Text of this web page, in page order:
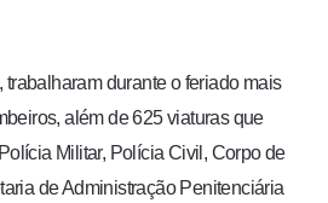
trabalharam durante o feriado mais
além de 625 viaturas que
Militar, Polícia Civil, Corpo de
de Administração Penitenciária